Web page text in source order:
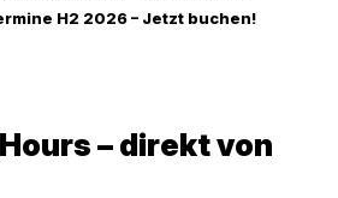
H2 2026 – Jetzt buchen!
– direkt von